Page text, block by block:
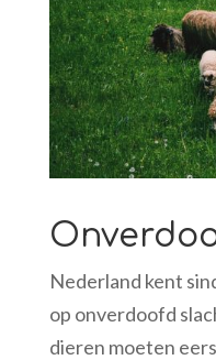
Nederland kent
op onverdoofd
dieren moeten